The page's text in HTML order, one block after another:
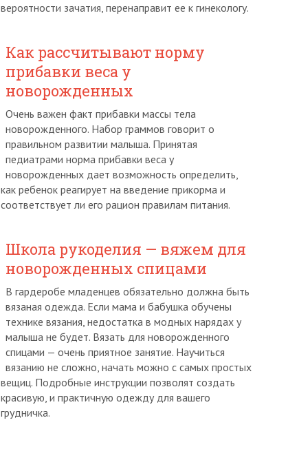
вероятности зачатия, перенаправит ее к гинекологу.
Как рассчитывают норму
прибавки веса у
новорожденных
Очень важен факт прибавки массы тела
новорожденного. Набор граммов говорит о
правильном развитии малыша. Принятая
педиатрами норма прибавки веса у
новорожденных дает возможность определить,
как ребенок реагирует на введение прикорма и
соответствует ли его рацион правилам питания.
Школа рукоделия — вяжем для
новорожденных спицами
В гардеробе младенцев обязательно должна быть
вязаная одежда. Если мама и бабушка обучены
технике вязания, недостатка в модных нарядах у
малыша не будет. Вязать для новорожденного
спицами — очень приятное занятие. Научиться
вязанию не сложно, начать можно с самых простых
вещиц. Подробные инструкции позволят создать
красивую, и практичную одежду для вашего
грудничка.